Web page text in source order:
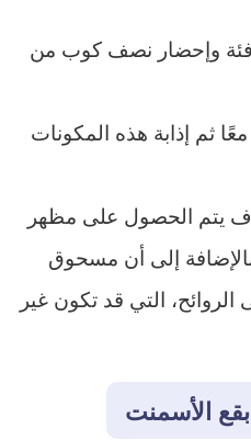
وإحضار نصف كوب من
ثم إذابة هذه المكونات
يتم الحصول على مظهر
إلى أن مسحوق
التي قد تكون غير
الأسمنت